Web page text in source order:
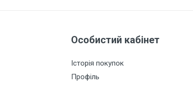
Особистий кабінет
Історія покупок
Профіль